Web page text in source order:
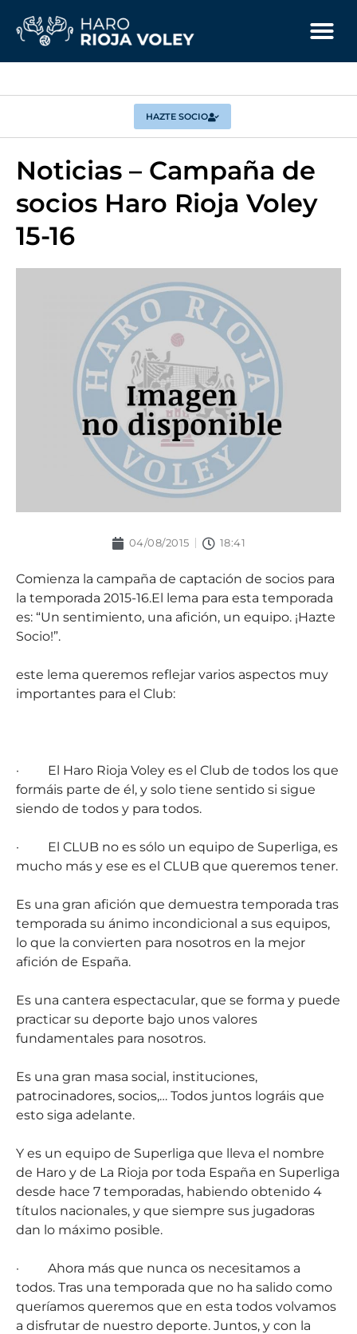
HAZTE SOCIO
Noticias – Campaña de
socios Haro Rioja Voley
15-16
04/08/2015 18:41
Comienza la campaña de captación de socios para
la temporada 2015-16.El lema para esta temporada
es: “Un sentimiento, una afición, un equipo. ¡Hazte
Socio!”.
este lema queremos reflejar varios aspectos muy
importantes para el Club:
·
El Haro Rioja Voley es el Club de todos los que
formáis parte de él, y solo tiene sentido si sigue
siendo de todos y para todos.
·
El CLUB no es sólo un equipo de Superliga, es
mucho más y ese es el CLUB que queremos tener.
Es una gran afición que demuestra temporada tras
temporada su ánimo incondicional a sus equipos,
lo que la convierten para nosotros en la mejor
afición de España.
Es una cantera espectacular, que se forma y puede
practicar su deporte bajo unos valores
fundamentales para nosotros.
Es una gran masa social, instituciones,
patrocinadores, socios,… Todos juntos lográis que
esto siga adelante.
Y es un equipo de Superliga que lleva el nombre
de Haro y de La Rioja por toda España en Superliga
desde hace 7 temporadas, habiendo obtenido 4
títulos nacionales, y que siempre sus jugadoras
dan lo máximo posible.
·
Ahora más que nunca os necesitamos a
todos. Tras una temporada que no ha salido como
queríamos queremos que en esta todos volvamos
a disfrutar de nuestro deporte. Juntos, y con la